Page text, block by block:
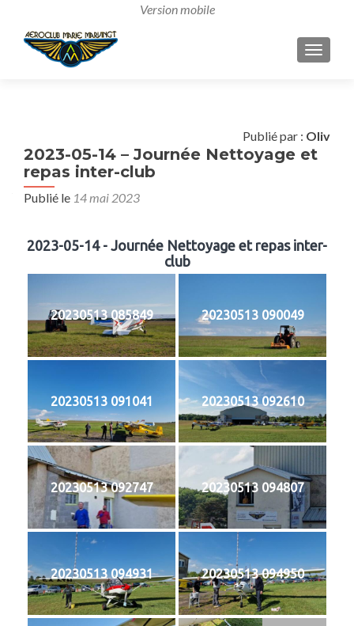
Publié par : Oliv
2023-05-14 – Journée Nettoyage et
repas inter-club
Publié le 14 mai 2023
2023-05-14 - Journée Nettoyage et repas inter-
club
20230513 085849 20230513 090049
20230513 091041 20230513 092610
20230513 092747 20230513 094807
20230513 094931 20230513 094950